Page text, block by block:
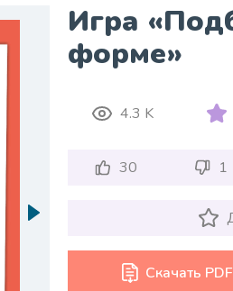
Игра
форме»
4.3 K
30 1
Скачать PDF